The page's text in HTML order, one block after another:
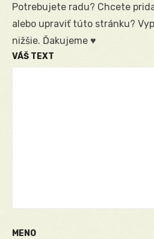
Potrebujete radu? Chcete
alebo upraviť túto stránku?
nižšie. Ďakujeme ♥
VÁŠ TEXT
MENO